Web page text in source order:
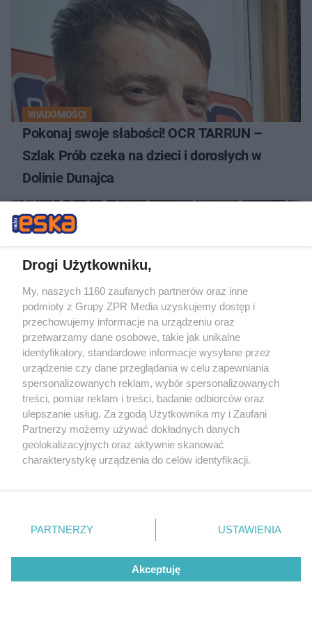
WIADOMOŚCI
Pokonaj swoje słabości! OCR TARRUN –
Szlak Prób czeka na dzieci i dorosłych w
Dolinie Dunajca
AZORKI GORZÓW
Trwa walka z nosówką w schronisku. Są
śmiertelne przypadki. Uruchomiono zbiórkę!
PODCAST ESKI IŁAWA
Mudslinger zagra na jednej scenie z
Drogi Użytkowniku,
My, naszych 1160 zaufanych partnerów oraz inne
podmioty z Grupy ZPR Media uzyskujemy dostęp i
przechowujemy informacje na urządzeniu oraz
przetwarzamy dane osobowe, takie jak unikalne
identyfikatory, standardowe informacje wysyłane przez
urządzenie czy dane przeglądania w celu zapewniania
spersonalizowanych reklam, wybór spersonalizowanych
treści, pomiar reklam i treści, badanie odbiorców oraz
ulepszanie usług. Za zgodą Użytkownika my i Zaufani
Partnerzy możemy używać dokładnych danych
geolokalizacyjnych oraz aktywnie skanować
charakterystykę urządzenia do celów identyfikacji.
zmienić/wycofać klikając przycisk ustawień prywatności
znajdujący się w lewym dolnym rogu strony
rodzaje przetwarzania danych nie wymagają zgody
użytkownika, ale masz prawo sprzeciwić się takiemu
przetwarzaniu. Preferencje będą miały zastosowanie tylko
PARTNERZY USTAWIENIA
Akceptuję